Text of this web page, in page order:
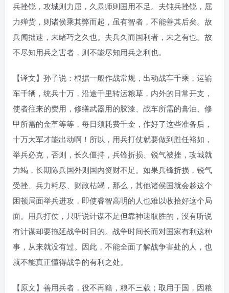
兵挫锐，攻城则力屈，久暴师则国用不足。夫钝兵挫锐，屈
力殚货，则诸侯乘其弊而起，虽有智者，不能善其后矣。故
兵闻拙速，未睹巧之久也。夫兵久而国利者，未之有也。故
不尽知用兵之害者，则不能尽知用兵之利也。
【译文】孙子说：根据一般作战常规，出动战车千乘，运输
车千辆，统兵十万，沿途千里转运粮草，内外的日常开支，
使者往来的费用，修缮武器用的胶漆、战车所需的膏油、修
甲所需的金革等等，每日须耗费千金，作好了这些准备后，
十万大军才能出动啊！所以，用兵打仗就要做到胜任裕如，
举兵必克，否则，长久僵持，兵锋折损、锐气被挫，攻城就
力竭，长期陈兵国外则国内资财不足。如果兵锋折损，锐气
受挫、兵力耗尽、财政枯竭，那么，其他诸侯国就会趁这个
困顿局面举兵进攻，即使睿智高明的人也难以收拾好这个局
面。用兵打仗，只听说计谋不足但靠神速取胜的，没有听说
有计谋却要拖延战争时日的。战争时间长而对国家有利这种
事，从来就没有过。因此，不能全面了解战争害处的人，也
就不能真正懂得战争的有利之处。
【原文】善用兵者，役不再籍，粮不三载；取用于国，因粮